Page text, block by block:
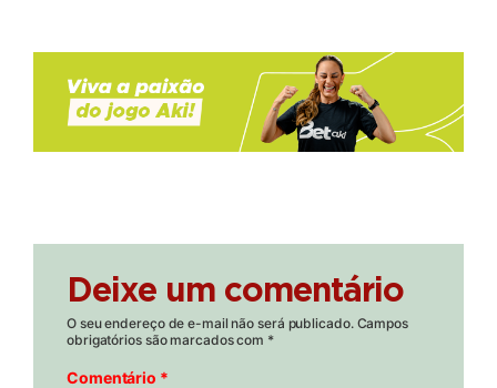
Deixe um comentário
O seu endereço de e-mail não será publicado. Campos
obrigatórios são marcados com *
Comentário *